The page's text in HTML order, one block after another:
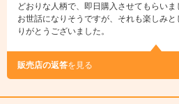
どおりな人柄で、即日購入させてもらい
お世話になりそうですが、それも楽しみ
りがとうございました。
販売店の返答を見る